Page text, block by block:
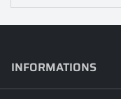
INFORMATIONS